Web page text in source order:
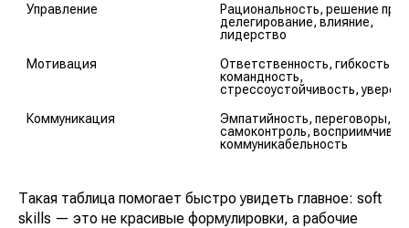
Управление
Рациональность, решение
делегирование, влияние,
лидерство
Мотивация
Ответственность, гибкость,
командность,
стрессоустойчивость,
Коммуникация
Эмпатийность, переговоры,
самоконтроль,
коммуникабельность
Такая таблица помогает быстро увидеть главное: soft
skills — это не красивые формулировки, а рабочие